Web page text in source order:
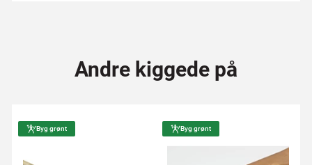
Andre kiggede på
Byg grønt Byg grønt